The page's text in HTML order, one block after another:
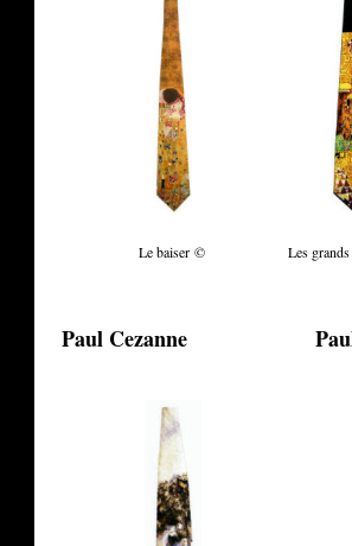
Le baiser © Les
Paul Cezanne